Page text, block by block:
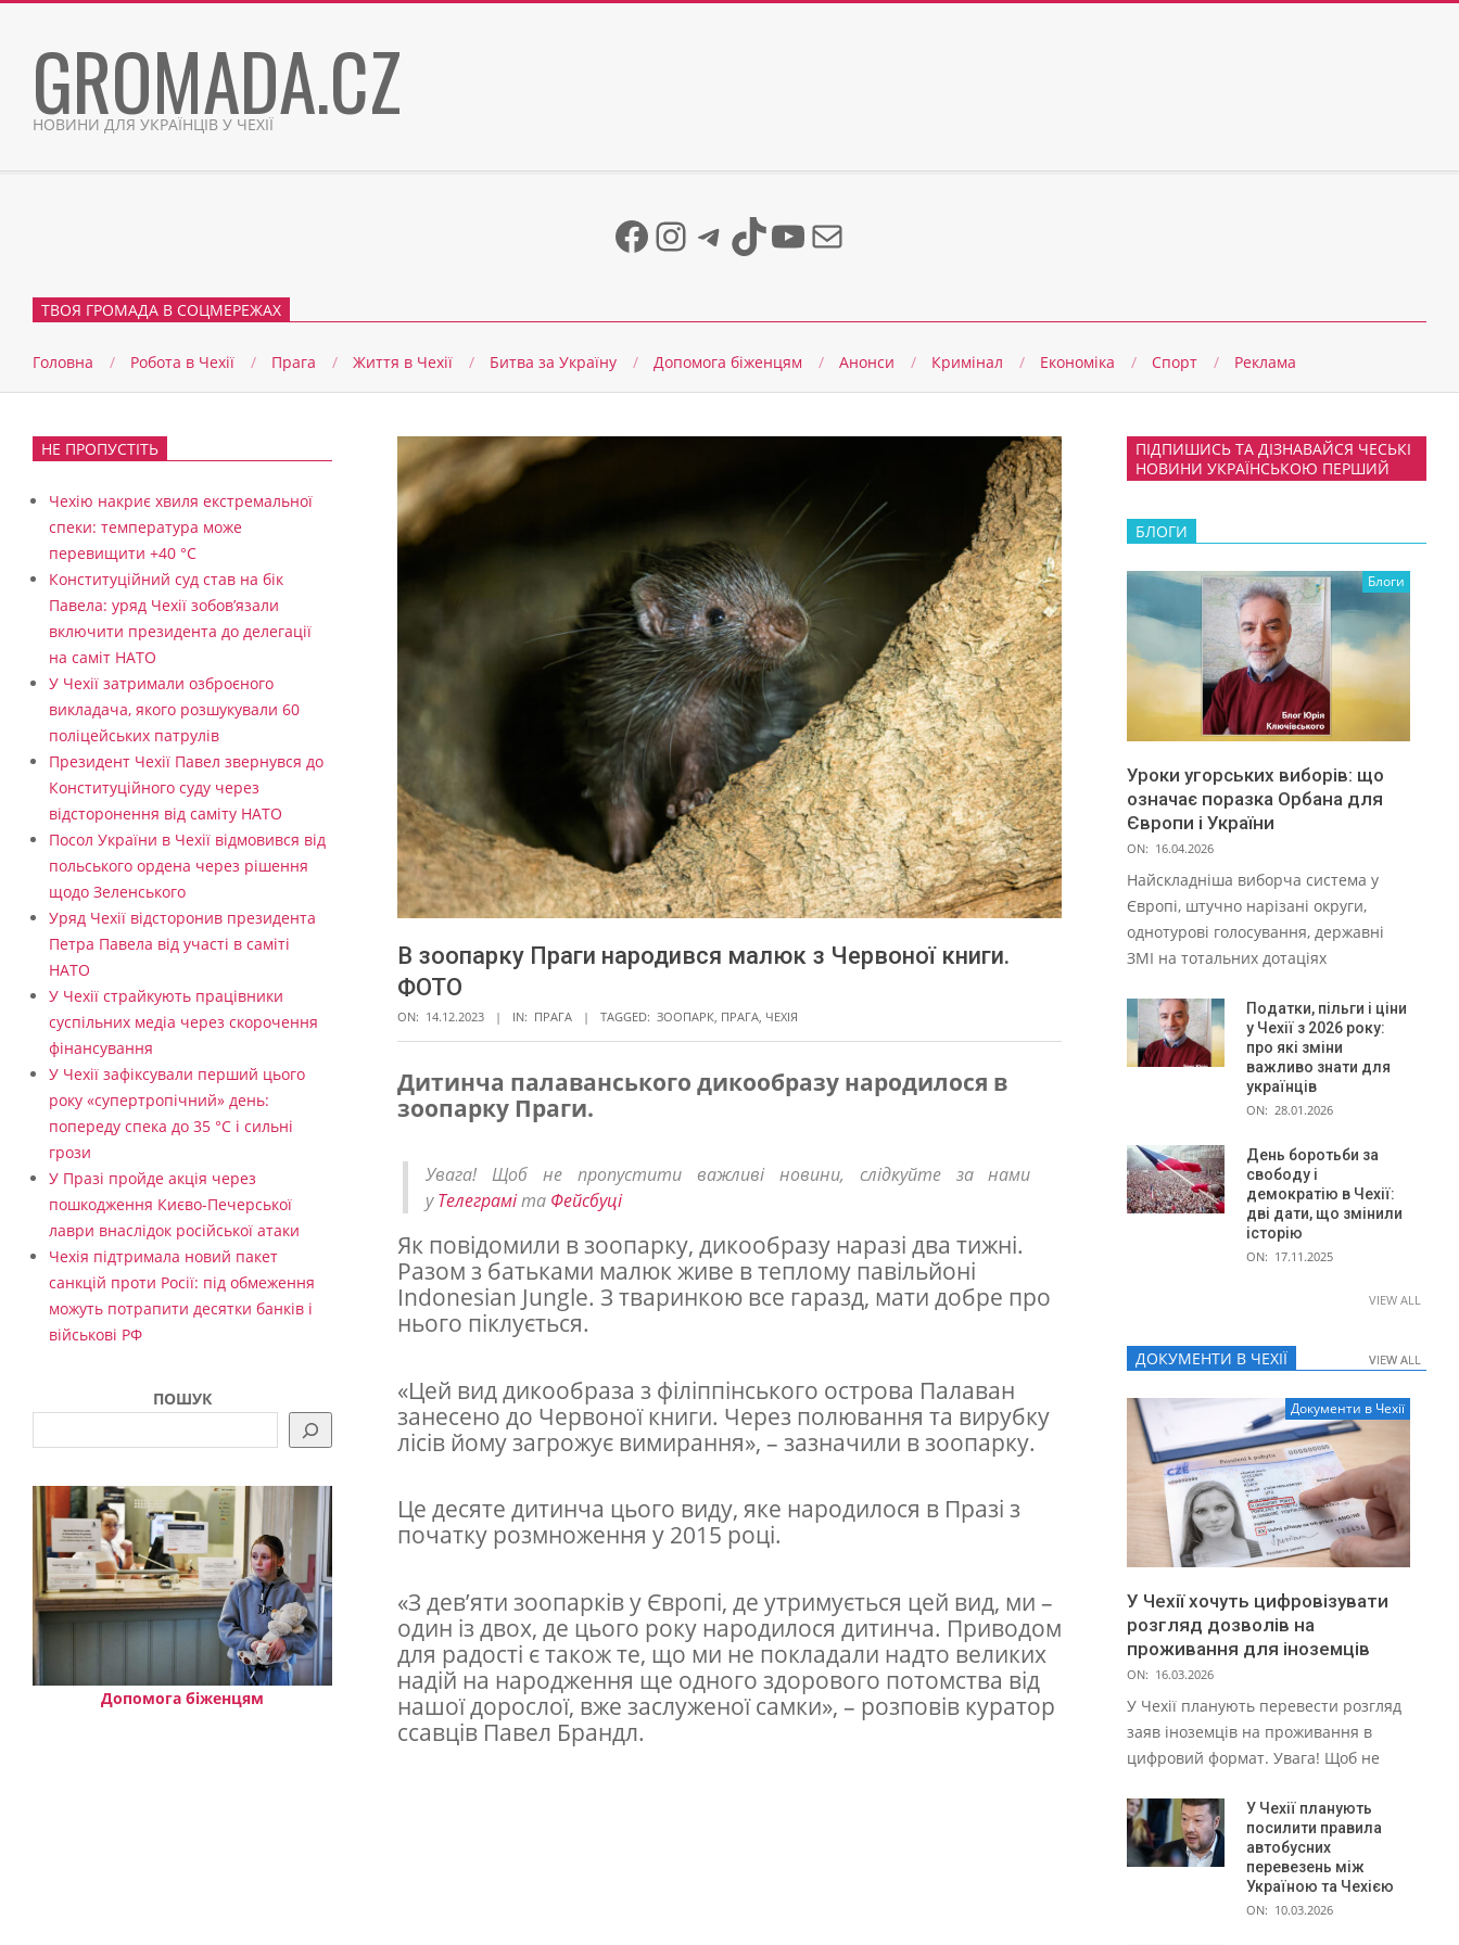
contentGROMADA.CZ
НОВИНИ ДЛЯ УКРАЇНЦІВ У ЧЕХІЇ
Facebook
Instagram
Telegram
TikTok
YouTube
Mail
ТВОЯ ГРОМАДА В СОЦМЕРЕЖАХ
Головна Робота в Чехії Прага Життя в Чеxії Битва за Україну Допомога біженцям Анонси Кримінал Економіка Спорт Реклама
В зоопарку Праги народився малюк з Червоної книги.
ФОТО
ON: 14.12.2023 IN: ПРАГА TAGGED: ЗООПАРК ПРАГА ЧЕХІЯ
В
о
п
а
р
у
П
р
а
г
н
а
р
о
д
Дитинча палаванського дикообразу народилося в
зоопарку Праги.
Увага! Щоб не пропустити важливі новини, слідкуйте за нами
уТелеграміта Фейсбуці
Як повідомили в зоопарку, дикообразу наразі два тижні.
Разом з батьками малюк живе в теплому павільйоні
Indonesian Jungle. З тваринкою все гаразд, мати добре про
нього піклується.
«Цей вид дикообраза з філіппінського острова Палаван
занесено до Червоної книги. Через полювання та вирубку
лісів йому загрожує вимирання», – зазначили в зоопарку.
Це десяте дитинча цього виду, яке народилося в Празі з
початку розмноження у 2015 році.
«З дев’яти зоопарків у Європі, де утримується цей вид, ми –
один із двох, де цього року народилося дитинча. Приводом
для радості є також те, що ми не покладали надто великих
надій на народження ще одного здорового потомства від
нашої дорослої, вже заслуженої самки», – розповів куратор
ссавців Павел Брандл.
НЕ ПРОПУСТІТЬ
Чехію накриє хвиля екстремальної
спеки: температура може
перевищити +40 °C
Конституційний суд став на бік
Павела: уряд Чехії зобов’язали
включити президента до делегації
на саміт НАТО
У Чехії затримали озброєного
викладача, якого розшукували 60
поліцейських патрулів
Президент Чехії Павел звернувся до
Конституційного суду через
відсторонення від саміту НАТО
Посол України в Чехії відмовився від
польського ордена через рішення
щодо Зеленського
Уряд Чехії відсторонив президента
Петра Павела від участі в саміті
НАТО
У Чехії страйкують працівники
суспільних медіа через скорочення
фінансування
У Чехії зафіксували перший цього
року «супертропічний» день:
попереду спека до 35 °C і сильні
грози
У Празі пройде акція через
пошкодження Києво-Печерської
лаври внаслідок російської атаки
Чехія підтримала новий пакет
санкцій проти Росії: під обмеження
можуть потрапити десятки банків і
військові РФ
ПОШУК
Допомога біженцям
ПІДПИШИСЬ ТА ДІЗНАВАЙСЯ ЧЕСЬКІ
НОВИНИ УКРАЇНСЬКОЮ ПЕРШИЙ
БЛОГИ
Блоги
Уроки угорських виборів: що
означає поразка Орбана для
Європи і України
ON: 16.04.2026
Найскладніша виборча система у
Європі, штучно нарізані округи,
однотурові голосування, державні
ЗМІ на тотальних дотаціях
Податки, пільги і ціни
у Чехії з 2026 року:
про які зміни
важливо знати для
українців
ON: 28.01.2026
День боротьби за
свободу і
демократію в Чехії:
дві дати, що змінили
історію
ON: 17.11.2025
VIEW ALL
ДОКУМЕНТИ В ЧЕХІЇ VIEW ALL
Документи в Чехії
У Чехії хочуть цифровізувати
розгляд дозволів на
проживання для іноземців
ON: 16.03.2026
У Чехії планують перевести розгляд
заяв іноземців на проживання в
цифровий формат. Увага! Щоб не
У Чехії планують
посилити правила
автобусних
перевезень між
Україною та Чехією
ON: 10.03.2026
VIEW ALL